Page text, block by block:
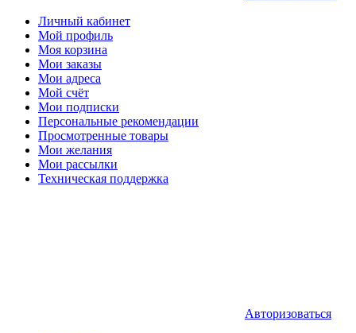
Личный кабинет
Мой профиль
Моя корзина
Мои заказы
Мои адреса
Мой счёт
Мои подписки
Персональные рекомендации
Просмотренные товары
Мои желания
Мои рассылки
Техническая поддержка
Авторизоваться